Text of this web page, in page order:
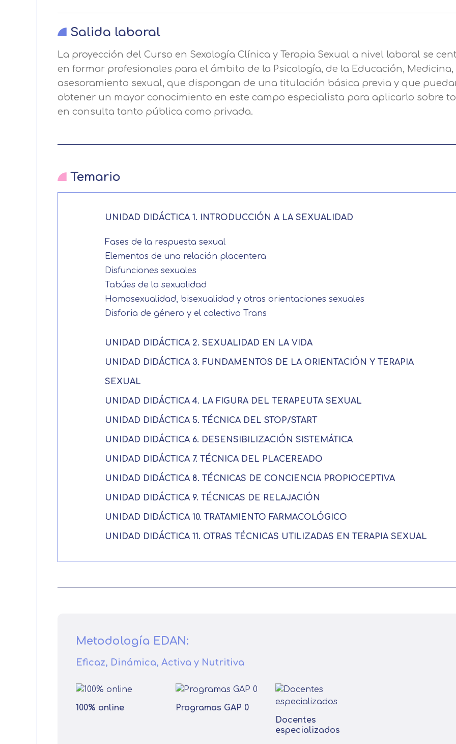
Salida laboral
La proyección del Curso en Sexología Clínica y Terapia Sexual a nivel laboral se
en formar profesionales para el ámbito de la Psicología, de la Educación, Medicina,
asesoramiento sexual, que dispongan de una titulación básica previa y que
obtener un mayor conocimiento en este campo especialista para aplicarlo sobre
en consulta tanto pública como privada.
Temario
UNIDAD DIDÁCTICA 1. INTRODUCCIÓN A LA SEXUALIDAD
Fases de la respuesta sexual
Elementos de una relación placentera
Disfunciones sexuales
Tabúes de la sexualidad
Homosexualidad, bisexualidad y otras orientaciones sexuales
Disforia de género y el colectivo Trans
UNIDAD DIDÁCTICA 2. SEXUALIDAD EN LA VIDA
UNIDAD DIDÁCTICA 3. FUNDAMENTOS DE LA ORIENTACIÓN Y TERAPIA
SEXUAL
UNIDAD DIDÁCTICA 4. LA FIGURA DEL TERAPEUTA SEXUAL
UNIDAD DIDÁCTICA 5. TÉCNICA DEL STOP/START
UNIDAD DIDÁCTICA 6. DESENSIBILIZACIÓN SISTEMÁTICA
UNIDAD DIDÁCTICA 7. TÉCNICA DEL PLACEREADO
UNIDAD DIDÁCTICA 8. TÉCNICAS DE CONCIENCIA PROPIOCEPTIVA
UNIDAD DIDÁCTICA 9. TÉCNICAS DE RELAJACIÓN
UNIDAD DIDÁCTICA 10. TRATAMIENTO FARMACOLÓGICO
UNIDAD DIDÁCTICA 11. OTRAS TÉCNICAS UTILIZADAS EN TERAPIA SEXUAL
Metodología EDAN:
Eficaz, Dinámica, Activa y Nutritiva
100% online
Programas GAP 0
Docentes
especializados